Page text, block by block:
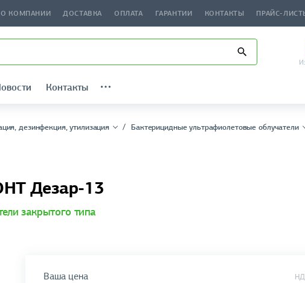
О КОМПАНИИ ДОСТАВКА ОПЛАТА ГАРАНТИИ КОНТАКТЫ ПРАЙС-
Контакты
дезинфекция, утилизация Бактерицидные ультрафиолетовые облучатели
Дезар-13
закрытого типа
Ваша цена